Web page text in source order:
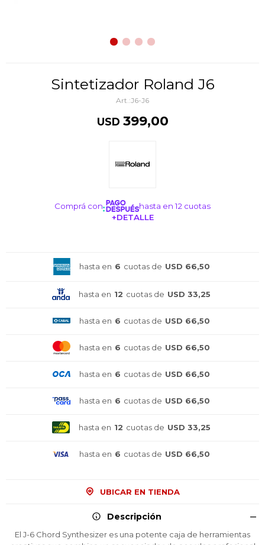
Sintetizador Roland J6
J6-J6
USD 399,00
Comprá con
hasta en 12 cuotas
+DETALLE
hasta en 6 cuotas de USD 66,50
hasta en 12 cuotas de USD 33,25
hasta en 6 cuotas de USD 66,50
hasta en 6 cuotas de USD 66,50
hasta en 6 cuotas de USD 66,50
hasta en 6 cuotas de USD 66,50
hasta en 12 cuotas de USD 33,25
hasta en 6 cuotas de USD 66,50
UBICAR EN TIENDA
Descripción
El J-6 Chord Synthesizer es una potente caja de herramientas